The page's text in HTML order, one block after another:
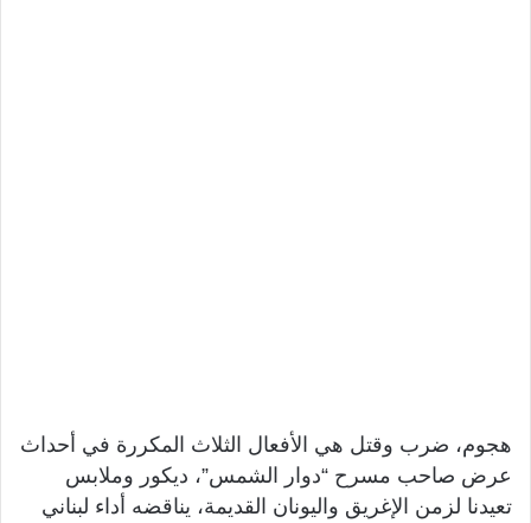
هجوم، ضرب وقتل هي الأفعال الثلاث المكررة في أحداث
عرض صاحب مسرح “دوار الشمس”، ديكور وملابس
تعيدنا لزمن الإغريق واليونان القديمة، يناقضه أداء لبناني